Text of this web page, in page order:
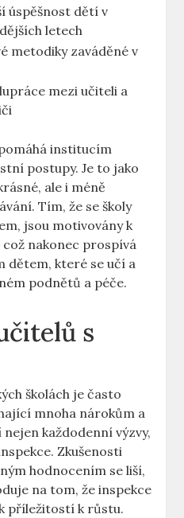
úspěšnost dětí v
letech
metodiky zaváděné v
⁤mezi učiteli a
institucím
postupy. Je to jako‌
ale⁢ i méně
Tím, že ‍se ‍školy
jsou motivovány k
⁢nakonec prospívá
dětem, které⁣ se učí ‍a
podnětů a péče.
s
školách je často
mnoha nárokům a
každodenní výzvy,
Zkušenosti
hodnocením se ‍liší,
na tom, ‍že inspekce
příležitostí k růstu.